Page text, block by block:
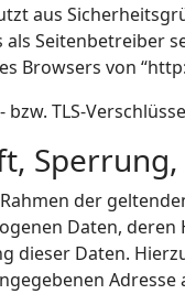
aus
als Seitenbetreiber
Browsers von
bzw. TLS-
Sperrung,
der
Daten,
dieser Daten.
Adresse